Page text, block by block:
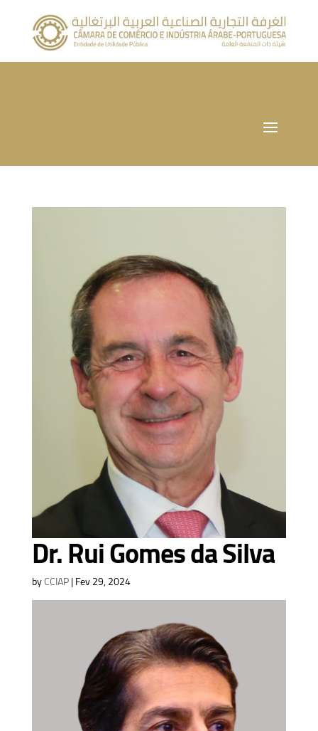
Dr. Rui Gomes da Silva
byCCIAP|Fev 29, 2024